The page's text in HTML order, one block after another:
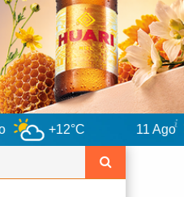
11 Ago +12°C